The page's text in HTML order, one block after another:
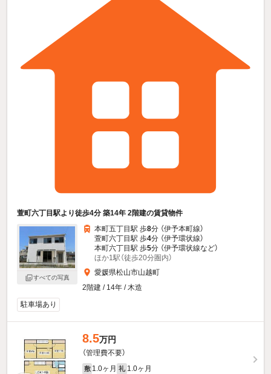
萱町六丁目駅より徒歩4分 築14年 2階建の賃貸物件
すべての写真
本町五丁目駅 歩8分 （伊予本町線）
萱町六丁目駅 歩4分 （伊予環状線）
本町六丁目駅 歩5分 （伊予環状線など）
ほか1駅（徒歩20分圏内）
愛媛県松山市山越町
2階建 / 14年 / 木造
駐車場あり
8.5万円
（管理費不要）
敷 1.0ヶ月 礼 1.0ヶ月